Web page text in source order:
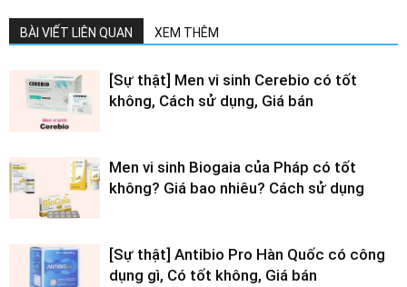
BÀI VIẾT LIÊN QUAN XEM THÊM
[Sự thật] Men vi sinh Cerebio có tốt
không, Cách sử dụng, Giá bán
Men vi sinh Biogaia của Pháp có tốt
không? Giá bao nhiêu? Cách sử dụng
[Sự thật] Antibio Pro Hàn Quốc có công
dụng gì, Có tốt không, Giá bán